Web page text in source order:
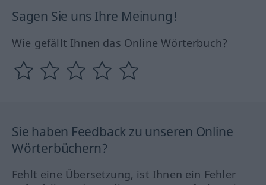
Sagen Sie uns Ihre Meinung!
Wie gefällt Ihnen das Online Wörterbuch?
Sie haben Feedback zu unseren Online
Wörterbüchern?
Fehlt eine Übersetzung, ist Ihnen ein Fehler